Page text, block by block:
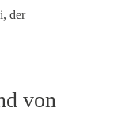
der
von